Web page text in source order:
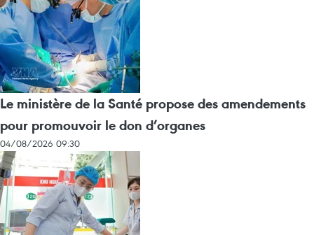
Le ministère de la Santé propose des amendements
pour promouvoir le don d’organes
04/08/2026 09:30